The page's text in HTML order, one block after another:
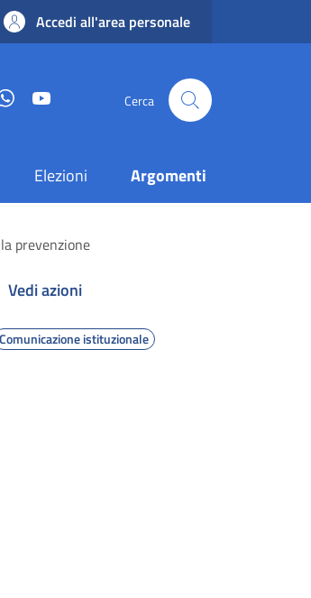
Accedi all'area personale
WhatsApp Cerca
Elezioni Argomenti
prevenzione
Vedi azioni
Comunicazione istituzionale